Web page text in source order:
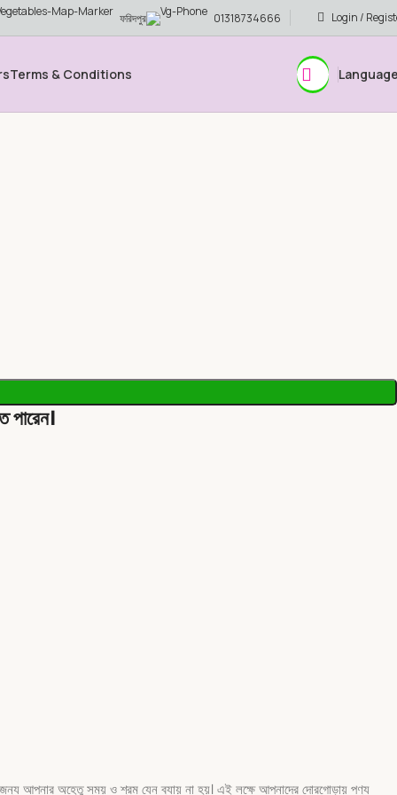
ফরিদপুর 01318734666 Login /
Terms & Conditions
পারেন।
আপনার অহেতু সময় ও শ্রম যেন ব্যায় না হয়। এই লক্ষে আপনাদের দোরগোড়ায় পণ্য